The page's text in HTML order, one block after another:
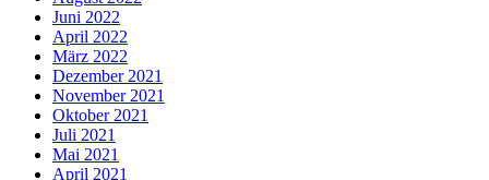
Juni 2022
April 2022
März 2022
Dezember 2021
November 2021
Oktober 2021
Juli 2021
Mai 2021
April 2021